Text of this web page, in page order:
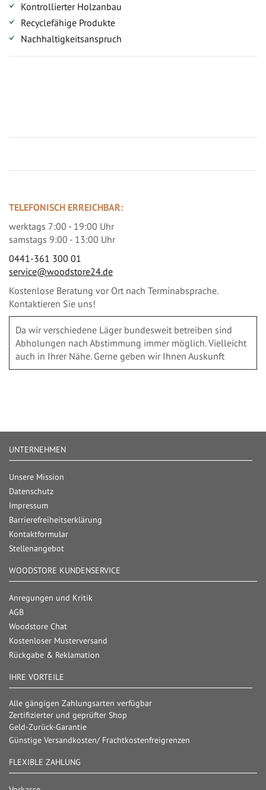
Kontrollierter Holzanbau
Recyclefähige Produkte
Nachhaltigkeitsanspruch
TELEFONISCH ERREICHBAR:
werktags 7:00 - 19:00 Uhr
samstags 9:00 - 13:00 Uhr
0441-361 300 01
service@woodstore24.de
Kostenlose Beratung vor Ort nach Terminabsprache.
Kontaktieren Sie uns!
Da wir verschiedene Läger bundesweit betreiben sind
Abholungen nach Abstimmung immer möglich. Vielleicht
auch in Ihrer Nähe. Gerne geben wir Ihnen Auskunft
UNTERNEHMEN
Unsere Mission
Datenschutz
Impressum
Barrierefreiheitserklärung
Kontaktformular
Stellenangebot
WOODSTORE KUNDENSERVICE
Anregungen und Kritik
AGB
Woodstore Chat
Kostenloser Musterversand
Rückgabe & Reklamation
IHRE VORTEILE
Alle gängigen Zahlungsarten verfügbar
Zertifizierter und geprüfter Shop
Geld-Zurück-Garantie
Günstige Versandkosten/ Frachtkostenfreigrenzen
FLEXIBLE ZAHLUNG